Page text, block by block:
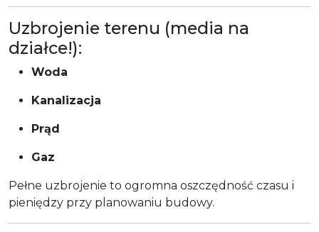
Uzbrojenie terenu (media na
działce!):
Woda
Kanalizacja
Prąd
Gaz
Pełne uzbrojenie to ogromna oszczędność czasu i
pieniędzy przy planowaniu budowy.